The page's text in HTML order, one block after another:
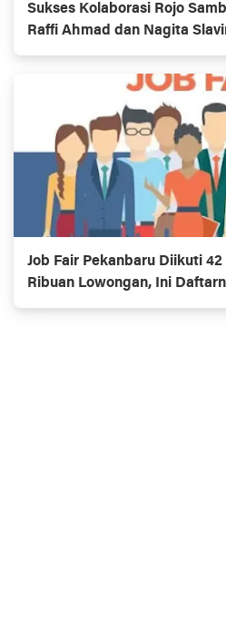
Sukses Kolaborasi Rojo
Raffi Ahmad dan Nagita
Job Fair Pekanbaru Diikuti
Ribuan Lowongan, Ini